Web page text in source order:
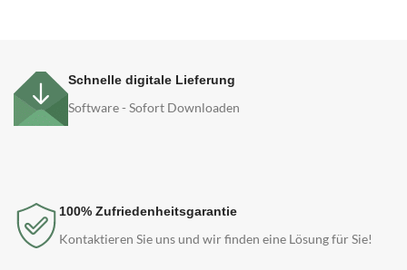
Schnelle digitale Lieferung
Software - Sofort Downloaden
100% Zufriedenheitsgarantie
Kontaktieren Sie uns und wir finden eine Lösung für Sie!